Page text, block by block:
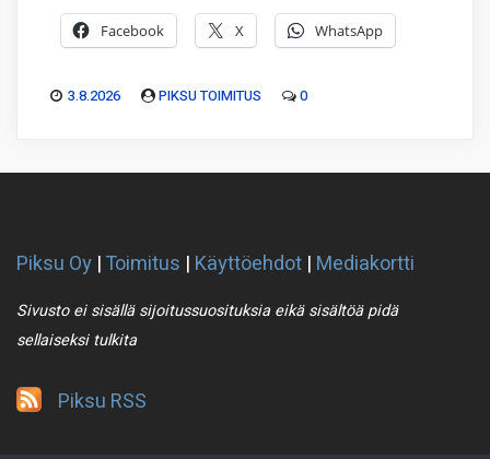
Facebook X WhatsApp
3.8.2026 PIKSU TOIMITUS 0
Piksu Oy |Toimitus | Käyttöehdot | Mediakortti
Sivusto ei sisällä sijoitussuosituksia eikä sisältöä pidä
sellaiseksi tulkita
Piksu RSS